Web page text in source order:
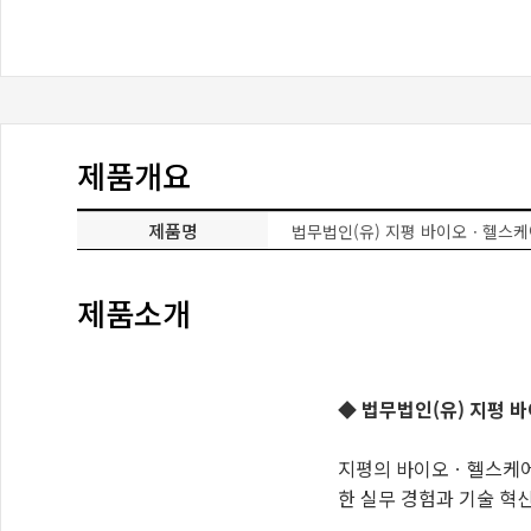
제품개요
제품명 법무법인(유) 지평 바이오ㆍ헬스
제품소개